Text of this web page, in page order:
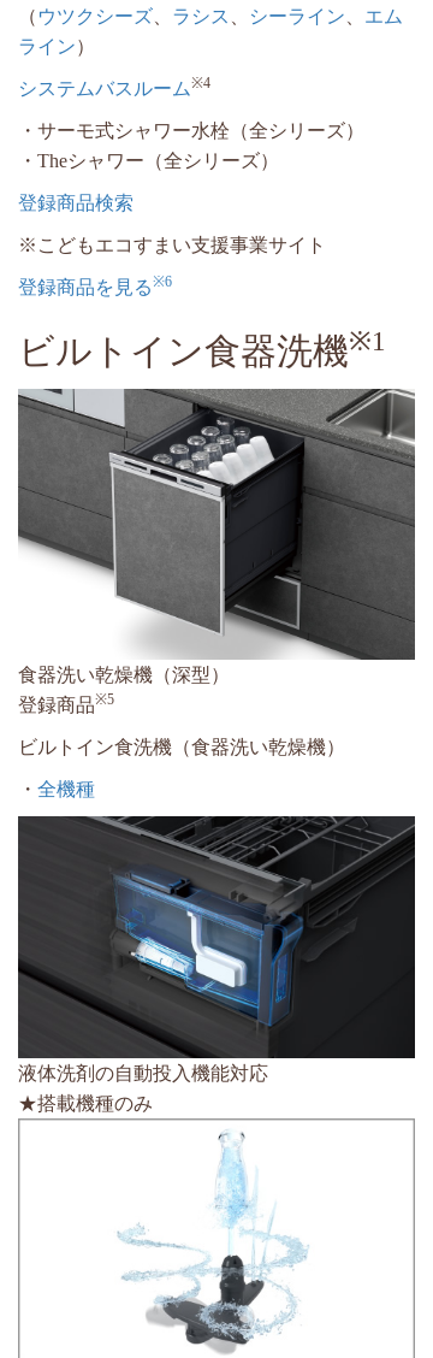
（ ウツクシーズ ラシス シーライン
エム
ライン）
システムバスルーム※4
・サーモ式シャワー水栓（全シリーズ）
・Theシャワー（全シリーズ）
登録商品検索
※こどもエコすまい支援事業サイト
登録商品を見る※6
ビルトイン食器洗機※1
食器洗い乾燥機（深型）
登録商品※5
ビルトイン食洗機（食器洗い乾燥機）
・ 全機種
液体洗剤の自動投入機能対応
★搭載機種のみ